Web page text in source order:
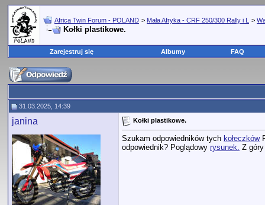
Africa Twin Forum - POLAND > Mała Afryka - CRF 250/300 Rally i L >
Kołki plastikowe.
Zarejestruj się Albumy FAQ
31.03.2025, 14:39
janina Kołki plastikowe.
Szukam odpowiedników tych kołeczków
odpowiednik? Poglądowy rysunek. Z